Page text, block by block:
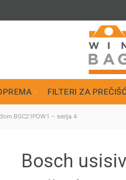
FILTERI ZA
BGC21POW1 – serija 4
Bosch